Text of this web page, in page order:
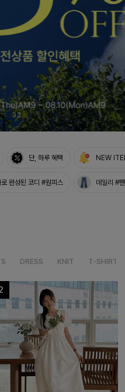
33
단, 하루 혜택 NEW
로 완성된 코디 #원피스 데일리 #
DRESS KNIT T-SHIRT